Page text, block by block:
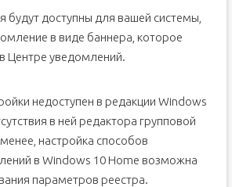
будут доступны для вашей системы,
в виде баннера, которое
Центре уведомлений.
недоступен в редакции Windows
в ней редактора групповой
настройка способов
в Windows 10 Home возможна
параметров реестра.